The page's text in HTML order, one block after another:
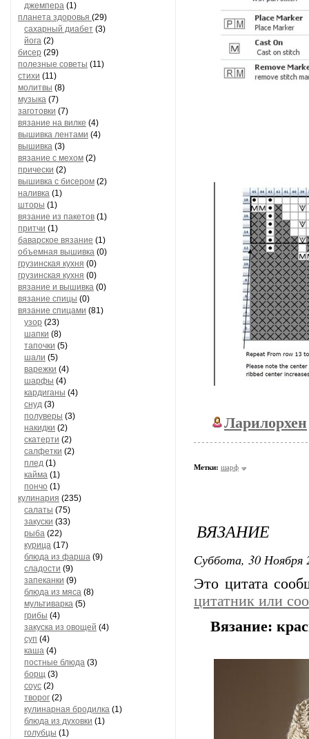
джемпера (1)
планета здоровья (29)
сахарный диабет (3)
йога (2)
бисер (29)
полезные советы (11)
стихи (11)
молитвы (8)
музыка (7)
заготовки (7)
вязание на вилке (4)
вышивка лентами (4)
вышивка (3)
вязание с мехом (2)
прически (2)
вышивка с бисером (2)
наливка (1)
шторы (1)
вязание из пакетов (1)
притчи (1)
баварское вязание (1)
объемная вышивка (0)
грузинская кухня (0)
грузинская кухня (0)
вязание и вышивка (0)
вязание спицы (0)
вязание спицами (81)
узор (23)
шапки (8)
тапочки (5)
шали (5)
варежки (4)
шарфы (4)
кардиганы (4)
снуд (3)
полуверы (3)
накидки (2)
скатерти (2)
салфетки (2)
плед (1)
кайма (1)
пончо (1)
кулинария (235)
салаты (75)
закуски (33)
рыба (22)
курица (17)
блюда из фарша (9)
сладости (9)
запеканки (9)
блюда из мяса (8)
мультиварка (5)
грибы (4)
закуска из овощей (4)
суп (4)
каша (4)
постные блюда (3)
борщ (3)
соус (2)
творог (2)
кулинарная бродилка (1)
блюда из духовки (1)
голубцы (1)
Ларилорхен
Метки: шарф
ВЯЗАНИЕ
Суббота, 30 Ноября
Это цитата
цитатник или
Вязание: